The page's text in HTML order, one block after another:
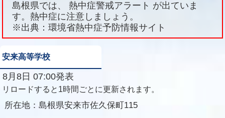
島根県では、 熱中症警戒アラート が出ていま
す。熱中症に注意しましょう。
※出典：環境省熱中症予防情報サイト
安来高等学校
8月8日 07:00発表
リロードすると1時間ごとに更新されます。
所在地： 島根県安来市佐久保町115